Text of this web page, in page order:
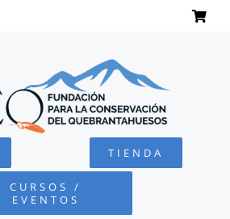
TIENDA
CURSOS /
EVENTOS